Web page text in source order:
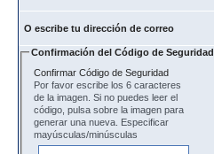
O escribe tu dirección de correo
Confirmación del Código de Seguridad
Confirmar Código de Seguridad
Por favor escribe los 6 caracteres
de la imagen. Si no puedes leer el
código, pulsa sobre la imagen para
generar una nueva. Especificar
mayúsculas/minúsculas